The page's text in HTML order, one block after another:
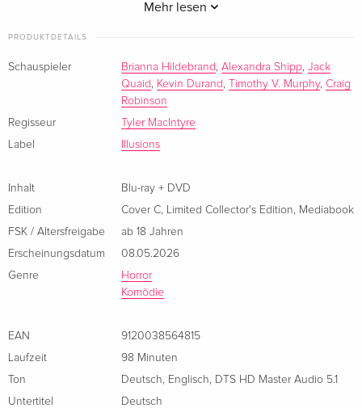
Mehr lesen
ihre Besessenheit nach Followern führt zu Konflikten.
Lage verkompliziert. Kurz vor dem Abschlussball eskaliert die
PRODUKTDETAILS
Schauspieler Brianna Hildebrand Alexandra Shipp Jack
Quaid
Kevin Durand Timothy V. Murphy, Craig
Robinson
Regisseur
Tyler MacIntyre
Label
Illusions
Inhalt
Blu-ray + DVD
Edition
Cover C Limited Collector's Edition
Mediabook
FSK / Altersfreigabe
ab 18 Jahren
Erscheinungsdatum
08.05.2026
Genre
Horror
Komödie
EAN
9120038564815
Laufzeit
98 Minuten
Ton
Deutsch Englisch
DTS HD Master Audio 5.1
Untertitel
Deutsch